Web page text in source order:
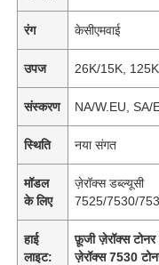
रंग केसीएमवाई
उपज 26K/15K, 125K
संस्करण NA/W.EU, SA/
स्थिति नया संगत
मॉडल
के लिए
ज़ेरॉक्स डब्ल्यूसी
7525/7530/
हाई
लाइट:
फ़ूजी ज़ेरॉक्स
ज़ेरॉक्स 7530